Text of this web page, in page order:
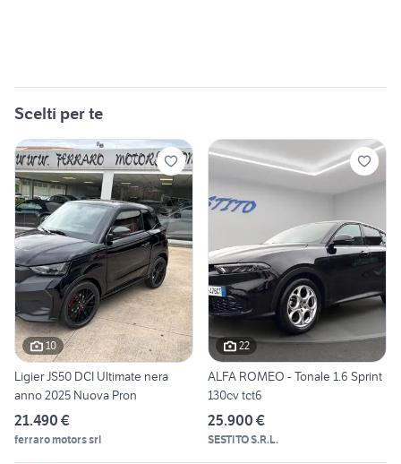
Scelti per te
10
Ligier JS50 DCI Ultimate nera
anno 2025 Nuova Pron
21.490 €
ferraro motors srl
22
ALFA ROMEO - Tonale 1.6 Sprint
130cv tct6
25.900 €
SESTITO S.R.L.